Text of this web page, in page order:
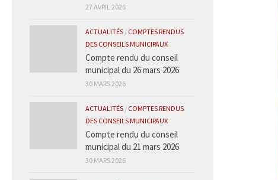
27 AVRIL 2026
ACTUALITÉS / COMPTES RENDUS
DES CONSEILS MUNICIPAUX
Compte rendu du conseil
municipal du 26 mars 2026
30 MARS 2026
ACTUALITÉS / COMPTES RENDUS
DES CONSEILS MUNICIPAUX
Compte rendu du conseil
municipal du 21 mars 2026
30 MARS 2026